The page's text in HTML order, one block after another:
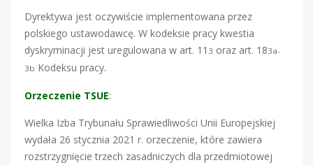
Dyrektywa jest oczywiście implementowana przez
polskiego ustawodawcę. W kodeksie pracy kwestia
dyskryminacji jest uregulowana w art. 11 3 oraz art. 183a-
3b Kodeksu pracy.
Orzeczenie TSUE:
Wielka Izba Trybunału Sprawiedliwości Unii Europejskiej
wydała 26 stycznia 2021 r. orzeczenie, które zawiera
rozstrzygnięcie trzech zasadniczych dla przedmiotowej